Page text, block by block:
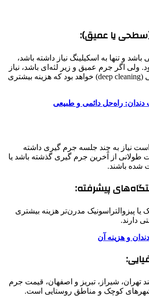
و تنها به اسکیلینگ نیاز داشته باشد،
ولی اگر جرم عمیق و زیر لثه‌ای باشد، نیاز
به جرم گیری تخصصی (deep cleaning) خواهد بود که هزینه بیشتری
دندان: راه‌حل دائمی و طبیعی
نیاز به چند جلسه جرم گیری داشته
طولانی از آخرین جرم گیری گذشته باشد یا
شده باشند.
یا پیزوالتراسونیک مدرن‌تر هزینه بیشتری
دارند.
و هزینه آن
تهران، شیراز، تبریز و اصفهان، قیمت جرم
شهرهای کوچک و مناطق روستایی است.